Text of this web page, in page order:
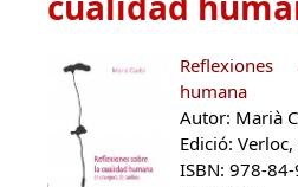
humana
Autor: Marià
Edició:
ISBN: 978-